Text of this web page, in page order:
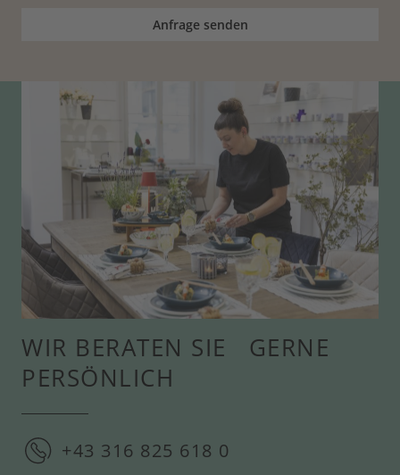
Anfrage senden
WIR BERATEN SIE GERNE
PERSÖNLICH
+43 316 825 618 0